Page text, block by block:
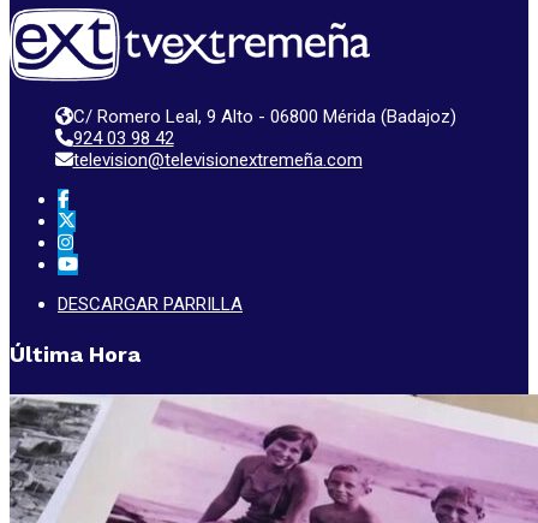
C/ Romero Leal, 9 Alto - 06800 Mérida (Badajoz)
924 03 98 42
television@televisionextremeña.com
DESCARGAR PARRILLA
Última Hora